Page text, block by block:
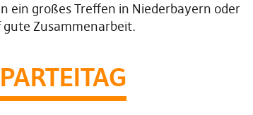
ein großes Treffen in Niederbayern oder
Zusammenarbeit.